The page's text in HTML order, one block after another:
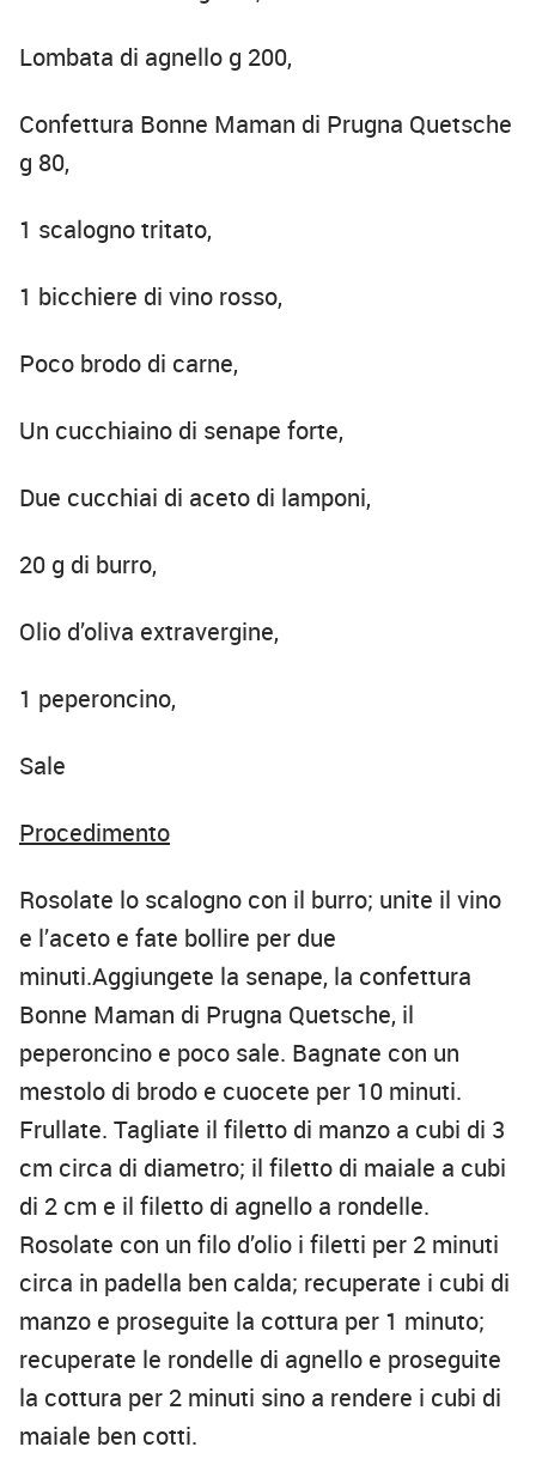
Lombata di agnello g 200,
Confettura Bonne Maman di Prugna Quetsche
g 80,
1 scalogno tritato,
1 bicchiere di vino rosso,
Poco brodo di carne,
Un cucchiaino di senape forte,
Due cucchiai di aceto di lamponi,
20 g di burro,
Olio d’oliva extravergine,
1 peperoncino,
Sale
Procedimento
Rosolate lo scalogno con il burro; unite il vino
e l’aceto e fate bollire per due
minuti.Aggiungete la senape, la confettura
Bonne Maman di Prugna Quetsche, il
peperoncino e poco sale. Bagnate con un
mestolo di brodo e cuocete per 10 minuti.
Frullate. Tagliate il filetto di manzo a cubi di 3
cm circa di diametro; il filetto di maiale a cubi
di 2 cm e il filetto di agnello a rondelle.
Rosolate con un filo d’olio i filetti per 2 minuti
circa in padella ben calda; recuperate i cubi di
manzo e proseguite la cottura per 1 minuto;
recuperate le rondelle di agnello e proseguite
la cottura per 2 minuti sino a rendere i cubi di
maiale ben cotti.